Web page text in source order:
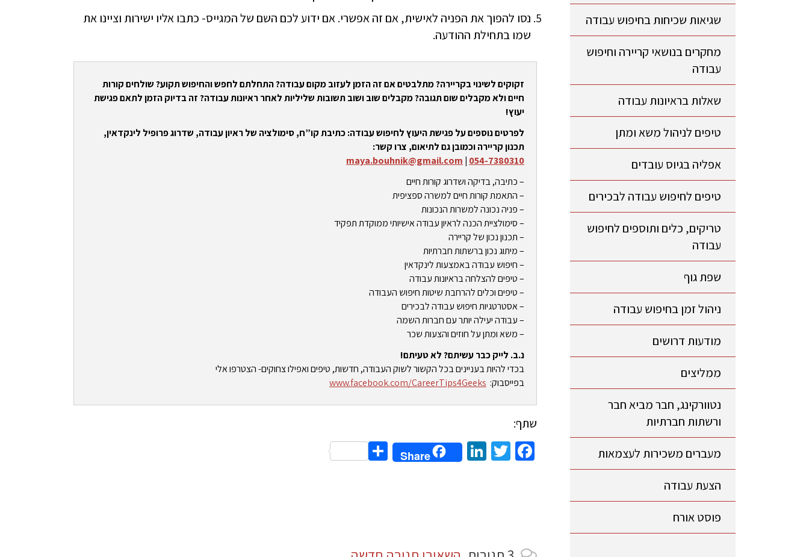
נסו להפוך את הפניה לאישית, אם זה אפשרי. אם ידוע לכם השם של המגייס- כתבו אליו ישירות וציינו את
שמו בתחילת ההודעה.
זקוקים לשינוי בקריירה? מתלבטים אם זה הזמן לעזוב מקום עבודה? התחלתם לחפש והחיפוש תקוע? שולחים קורות
חיים ולא מקבלים שום תגובה? מקבלים שוב ושוב תשובות שליליות לאחר ראיונות עבודה? זה בדיוק הזמן לתאם פגישת
יעוץ!
לפרטים נוספים על פגישת היעוץ לחיפוש עבודה: כתיבת קו”ח, סימולציה של ראיון עבודה, שדרוג פרופיל לינקדאין,
תכנון קריירה וכמובן גם לתיאום, צרו קשר:
054-7380310
|
maya.bouhnik@gmail.com
– כתיבה, בדיקה ושדרוג קורות חיים
– התאמת קורות חיים למשרה ספציפית
– פניה נכונה למשרות הנכונות
– סימולציית הכנה לראיון עבודה אישיותי ממוקדת תפקיד
– תכנון נכון של קריירה
– מיתוג נכון ברשתות חברתיות
– חיפוש עבודה באמצעות לינקדאין
– טיפים להצלחה בראיונות עבודה
– טיפים וכלים להרחבת שיטות חיפוש העבודה
– אסטרטגיות חיפוש עבודה לבכירים
– עבודה יעילה יותר עם חברות השמה
– משא ומתן על חוזים והצעות שכר
נ.ב. לייק כבר עשיתם? לא טעיתם!
בכדי להיות בעניינים בכל הקשור לשוק העבודה, חדשות, טיפים ואפילו צחוקים- הצטרפו אלי
בפייסבוק: www.facebook.com/CareerTips4Geeks
שתף:
Facebook
Twitter
LinkedIn
Share
Share
שגיאות שכיחות בחיפוש עבודה
מחקרים בנושאי קריירה וחיפוש
עבודה
שאלות בראיונות עבודה
טיפים לניהול משא ומתן
אפליה בגיוס עובדים
טיפים לחיפוש עבודה לבכירים
טריקים, כלים ותוספים לחיפוש
עבודה
שפת גוף
ניהול זמן בחיפוש עבודה
מודעות דרושים
ממליצים
נטוורקינג, חבר מביא חבר
ורשתות חברתיות
מעברים משכירות לעצמאות
הצעת עבודה
פוסט אורח